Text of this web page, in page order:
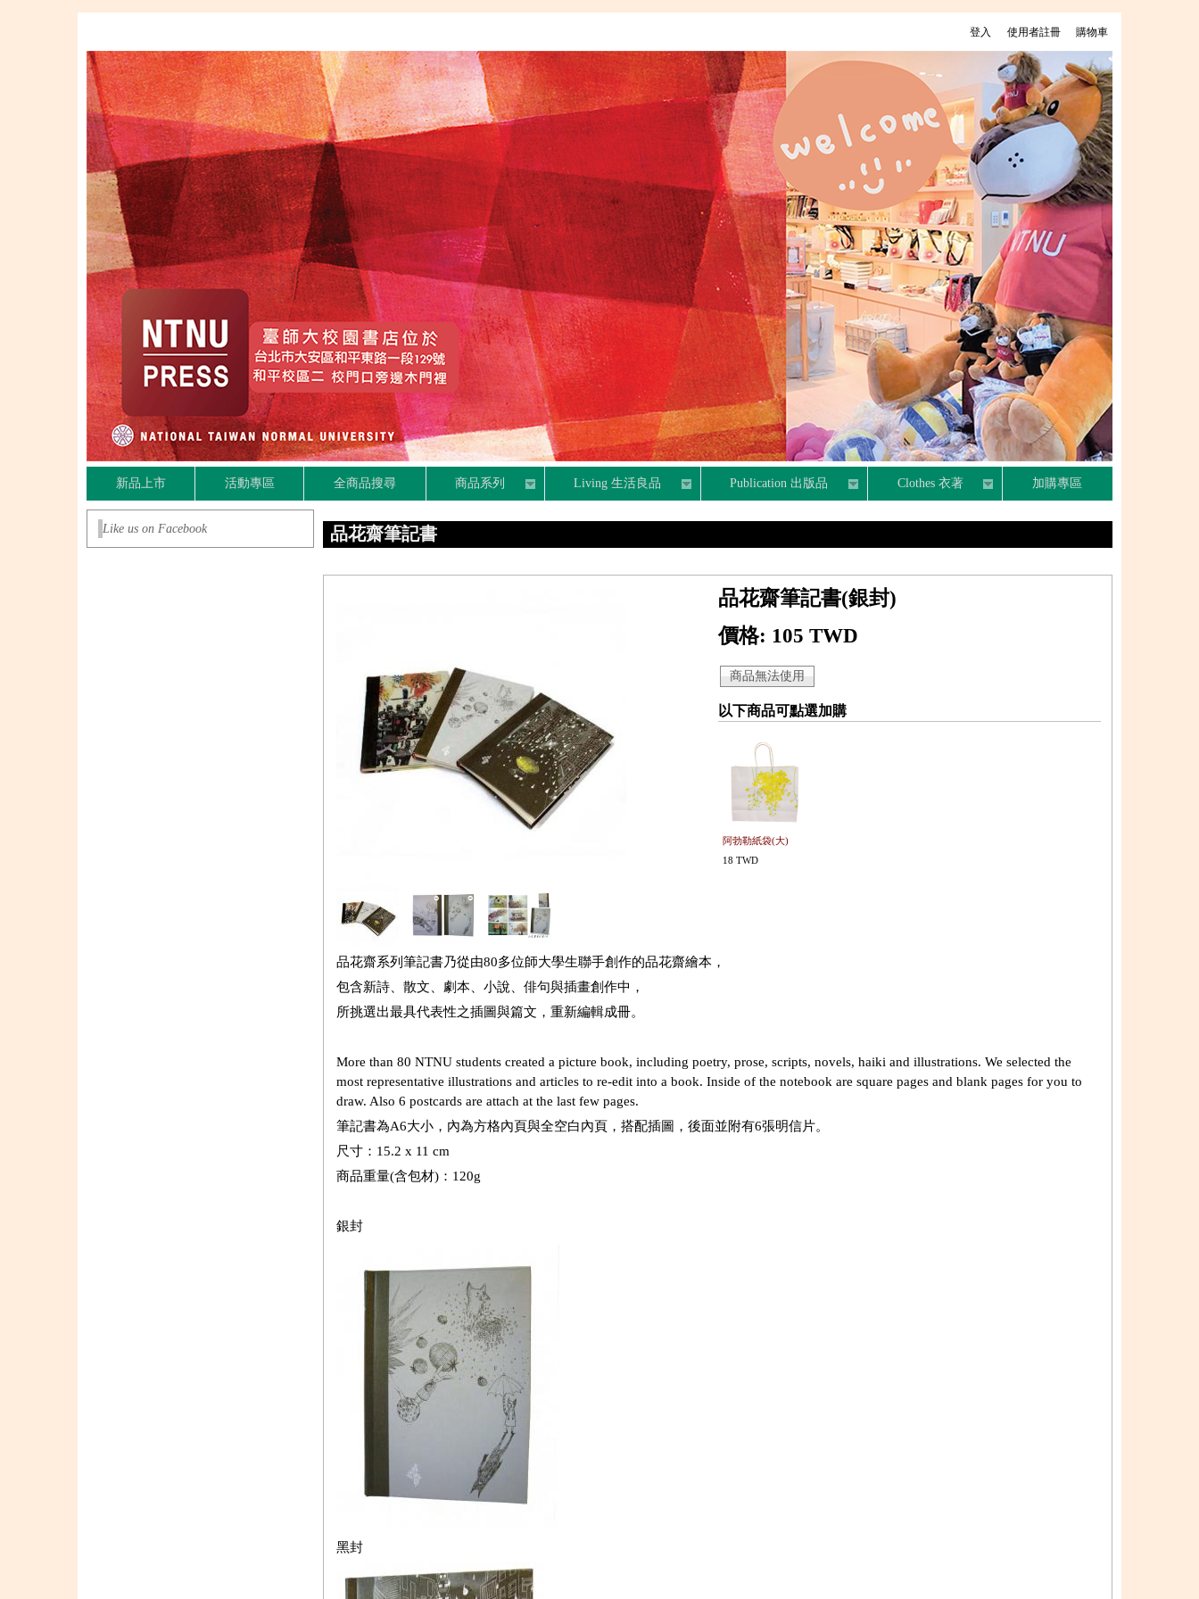
購物車
使用者註冊
登入
新品上市 活動專區 全商品搜尋 商品系列 Living 生活良品 Publication 出版品 Clothes 衣著 加購專區
品花齋筆記書
品花齋筆記書(銀封)
價格: 105 TWD
以下商品可點選加購
阿勃勒紙袋(大)
18 TWD
品花齋系列筆記書乃從由80多位師大學生聯手創作的品花齋繪本，
包含新詩、散文、劇本、小說、俳句與插畫創作中，
所挑選出最具代表性之插圖與篇文，重新編輯成冊。
More than 80 NTNU students created a picture book, including poetry, prose, scripts, novels, haiki and illustrations. We selected the
most representative illustrations and articles to re-edit into a book. Inside of the notebook are square pages and blank pages for you to
draw. Also 6 postcards are attach at the last few pages.
筆記書為A6大小，內為方格內頁與全空白內頁，搭配插圖，後面並附有6張明信片。
尺寸：15.2 x 11 cm
商品重量(含包材)：120g
銀封
黑封
Like us on Facebook